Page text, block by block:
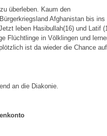
überleben. Kaum den
Afghanistan bis ins
leben Hasibullah(16) und Latif
Flüchtlinge in Völklingen und
ist da wieder die Chance auf
an die Diakonie.